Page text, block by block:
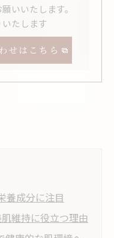
いいたします。
たします
せはこちら
養成分に注目
維持に役立つ理由